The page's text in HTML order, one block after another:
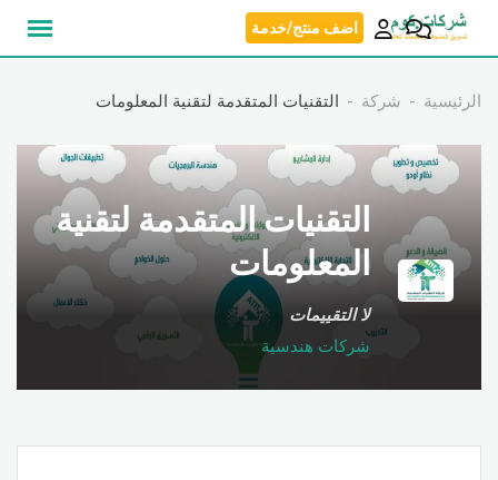
انتقل
اضف منتج/خدمة
الرئيسية شركة التقنيات المتقدمة لتقنية المعلومات
التقنيات المتقدمة لتقنية
المعلومات
لا التقييمات
شركات هندسية